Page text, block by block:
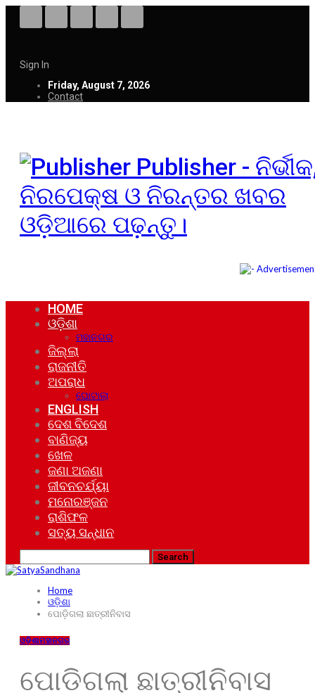
Sign In
Friday, August 7, 2026
Contact
Publisher -
ନିରପେକ୍ଷ ଓ ନିରନ୍ତର ଖବର
ଓଡ଼ିଆରେ ପଢ଼ନ୍ତୁ।
HOME
ଓଡ଼ିଶା
ମହାନଗର
ଜିଲ୍ଲା
ରାଜନୀତି
ଅପରାଧ
ଘୋଟାଲା
ENGLISH
ଦେଶ ବିଦେଶ
ବାଣିଜ୍ୟ
ଖେଳ
ଜଣା ଅଜଣା
ଜୀବନଚର୍ଯ୍ୟା
ମନୋରଞ୍ଜନ
ରାଶିଫଳ
ସତ୍ୟ ସନ୍ଧାନ
Home
ଓଡ଼ିଶା
ପୋଡ଼ିଗଲା ଛାତ୍ରୀନିବାସ
ଓଡ଼ିଶାମହାନଗର
ପୋଡ଼ିଗଲା ଛାତ୍ରୀନିବାସ